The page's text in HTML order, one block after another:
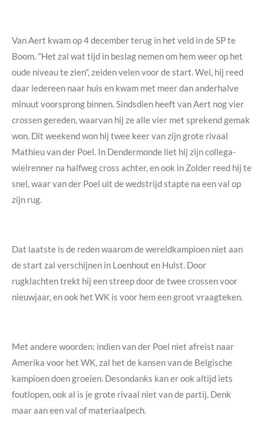
Van Aert kwam op 4 december terug in het veld in de SP te
Boom. "Het zal wat tijd in beslag nemen om hem weer op het
oude niveau te zien", zeiden velen voor de start. Wel, hij reed
daar iedereen naar huis en kwam met meer dan anderhalve
minuut voorsprong binnen. Sindsdien heeft van Aert nog vier
crossen gereden, waarvan hij ze alle vier met sprekend gemak
won. Dit weekend won hij twee keer van zijn grote rivaal
Mathieu van der Poel. In Dendermonde liet hij zijn collega-
wielrenner na halfweg cross achter, en ook in Zolder reed hij te
snel, waar van der Poel uit de wedstrijd stapte na een val op
zijn rug.
Dat laatste is de reden waarom de wereldkampioen niet aan
de start zal verschijnen in Loenhout en Hulst. Door
rugklachten trekt hij een streep door de twee crossen voor
nieuwjaar, en ook het WK is voor hem een groot vraagteken.
Met andere woorden: indien van der Poel niet afreist naar
Amerika voor het WK, zal het de kansen van de Belgische
kampioen doen groeien. Desondanks kan er ook altijd iets
foutlopen, ook al is je grote rivaal niet van de partij. Denk
maar aan een val of materiaalpech.